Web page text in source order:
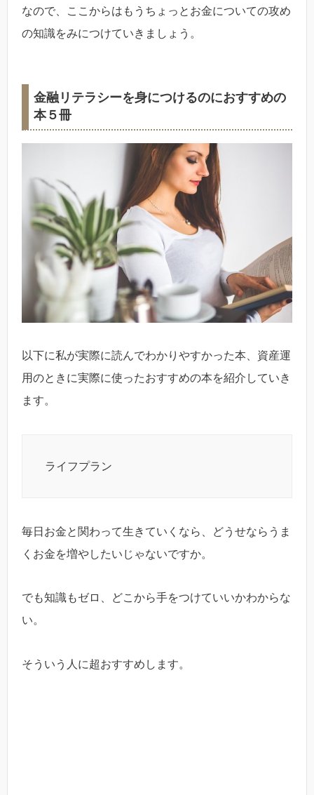
なので、ここからはもうちょっとお金についての攻め
の知識をみにつけていきましょう。
金融リテラシーを身につけるのにおすすめの
本５冊
以下に私が実際に読んでわかりやすかった本、資産運
用のときに実際に使ったおすすめの本を紹介していき
ます。
ライフプラン
毎日お金と関わって生きていくなら、どうせならうま
くお金を増やしたいじゃないですか。
でも知識もゼロ、どこから手をつけていいかわからな
い。
そういう人に超おすすめします。